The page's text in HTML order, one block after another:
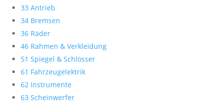
33 Antrieb
34 Bremsen
36 Räder
46 Rahmen & Verkleidung
51 Spiegel & Schlösser
61 Fahrzeugelektrik
62 Instrumente
63 Scheinwerfer